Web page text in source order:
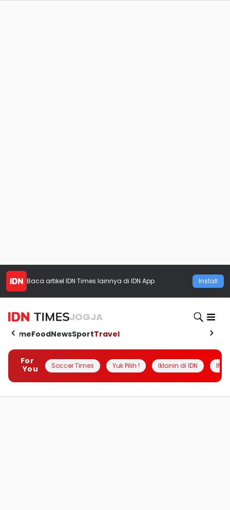
Baca artikel IDN Times lainnya di IDN App Install
JOGJA
HomeFoodNewsSportTravel
For
You
Soccer Times Yuk Pilih ! Iklanin di IDN